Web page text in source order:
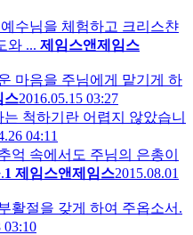
수님을 체험하고 크리스챤
와 ... 제임스앤제임스
마음을 주님에게 맡기게 하
스2016.05.15 03:27
척하기란 어렵지 않았습니
04:11
억 속에서도 주님의 은총이
1 제임스앤제임스2015.08.01
활절을 갖게 하여 주옵소서.
03:10